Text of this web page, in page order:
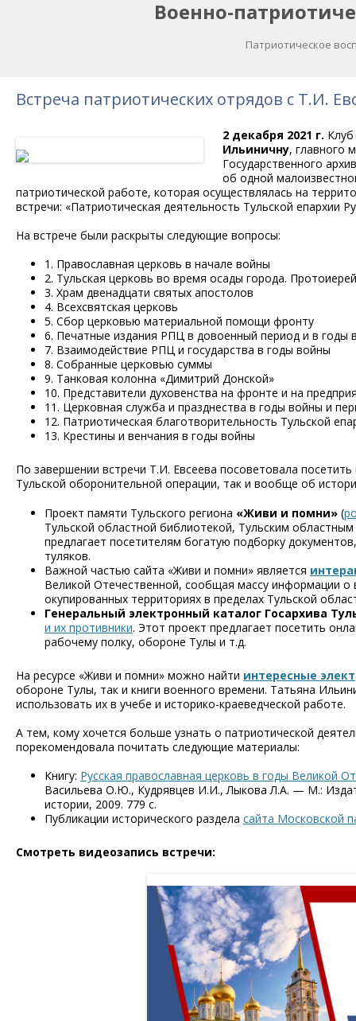
Военно-
Патриотическое
Встреча патриотических отрядов с Т.И.
2 декабря 2021 г.
Ильиничну, главного
Государственного
об одной
патриотической работе, которая осуществлялась на
встречи: «Патриотическая деятельность Тульской епархии
На встрече были раскрыты следующие вопросы:
1. Православная церковь в начале войны
2. Тульская церковь во время осады города.
3. Храм двенадцати святых апостолов
4. Всехсвятская церковь
5. Сбор церковью материальной помощи фронту
6. Печатные издания РПЦ в довоенный период и в годы
7. Взаимодействие РПЦ и государства в годы войны
8. Собранные церковью суммы
9. Танковая колонна «Димитрий Донской»
10. Представители духовенства на фронте и на
11. Церковная служба и празднества в годы войны и
12. Патриотическая благотворительность Тульской
13. Крестины и венчания в годы войны
По завершении встречи Т.И. Евсеева посоветовала
Тульской оборонительной операции, так и вообще об
Проект памяти Тульского региона «Живи и помни» (
Тульской областной библиотекой, Тульским
предлагает посетителям богатую подборку
туляков.
Важной частью сайта «Живи и помни» является
Великой Отечественной, сообщая массу информации о
окупированных территориях в пределах Тульской
Генеральный электронный каталог Госархива
и их противники. Этот проект предлагает посетить
рабочему полку, обороне Тулы и т.д.
На ресурсе «Живи и помни» можно найти интересные
обороне Тулы, так и книги военного времени. Татьяна
использовать их в учебе и историко-краеведческой работе.
А тем, кому хочется больше узнать о патриотической
порекомендовала почитать следующие материалы:
Книгу: Русская православная церковь в годы Великой
Васильева О.Ю., Кудрявцев И.И., Лыкова Л.А. — М.:
истории, 2009. 779 с.
Публикации исторического раздела сайта Московской
Смотреть видеозапись встречи: